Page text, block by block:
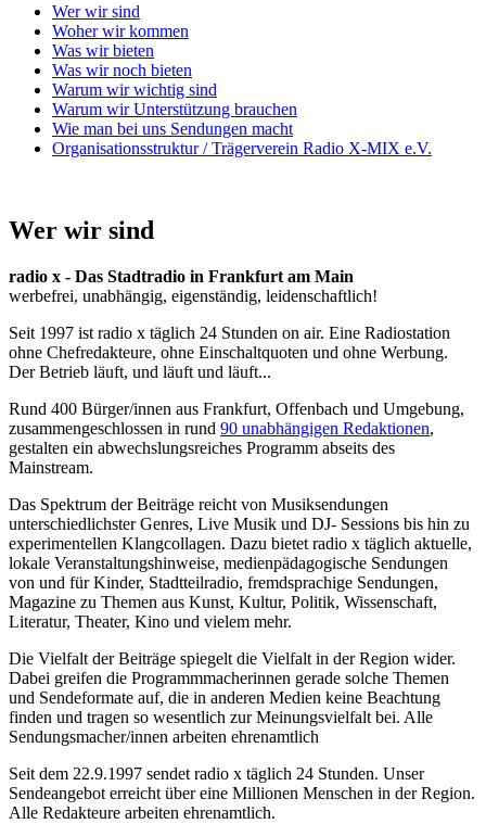
Wer wir sind
Woher wir kommen
Was wir bieten
Was wir noch bieten
Warum wir wichtig sind
Warum wir Unterstützung brauchen
Wie man bei uns Sendungen macht
Organisationsstruktur / Trägerverein Radio X-MIX e.V.
Wer wir sind
radio x - Das Stadtradio in Frankfurt am Main
werbefrei, unabhängig, eigenständig, leidenschaftlich!
Seit 1997 ist radio x täglich 24 Stunden on air. Eine Radiostation
ohne Chefredakteure, ohne Einschaltquoten und ohne Werbung.
Der Betrieb läuft, und läuft und läuft...
Rund 400 Bürger/innen aus Frankfurt, Offenbach und Umgebung,
zusammengeschlossen in rund 90 unabhängigen Redaktionen,
gestalten ein abwechslungsreiches Programm abseits des
Mainstream.
Das Spektrum der Beiträge reicht von Musiksendungen
unterschiedlichster Genres, Live Musik und DJ- Sessions bis hin zu
experimentellen Klangcollagen. Dazu bietet radio x täglich aktuelle,
lokale Veranstaltungshinweise, medienpädagogische Sendungen
von und für Kinder, Stadtteilradio, fremdsprachige Sendungen,
Magazine zu Themen aus Kunst, Kultur, Politik, Wissenschaft,
Literatur, Theater, Kino und vielem mehr.
Die Vielfalt der Beiträge spiegelt die Vielfalt in der Region wider.
Dabei greifen die Programmmacherinnen gerade solche Themen
und Sendeformate auf, die in anderen Medien keine Beachtung
finden und tragen so wesentlich zur Meinungsvielfalt bei. Alle
Sendungsmacher/innen arbeiten ehrenamtlich
Seit dem 22.9.1997 sendet radio x täglich 24 Stunden. Unser
Sendeangebot erreicht über eine Millionen Menschen in der Region.
Alle Redakteure arbeiten ehrenamtlich.